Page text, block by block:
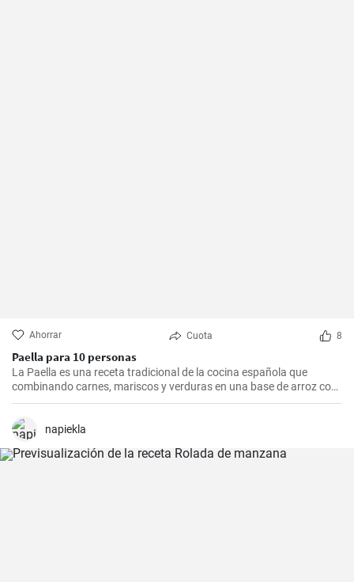
Ahorrar Cuota 8
Paella para 10 personas
La Paella es una receta tradicional de la cocina española que
combinando carnes, mariscos y verduras en una base de arroz con
una mezcla de especias, ofrece una experiencia culinaria llena de
forma de hacer la paella, esta receta se acerca a la versión más
clásica, la valenciana.
napiekla